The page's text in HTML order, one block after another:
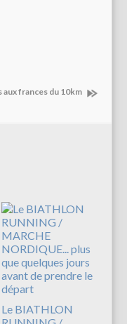
frances du 10km
Le BIATHLON